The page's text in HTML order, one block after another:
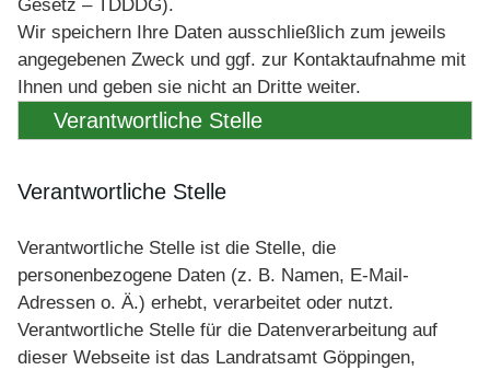
Gesetz – TDDDG).
Wir speichern Ihre Daten ausschließlich zum jeweils
angegebenen Zweck und ggf. zur Kontaktaufnahme mit
Ihnen und geben sie nicht an Dritte weiter.
Verantwortliche Stelle
Verantwortliche Stelle
Verantwortliche Stelle ist die Stelle, die
personenbezogene Daten (z. B. Namen, E-Mail-
Adressen o. Ä.) erhebt, verarbeitet oder nutzt.
Verantwortliche Stelle für die Datenverarbeitung auf
dieser Webseite ist das Landratsamt Göppingen,